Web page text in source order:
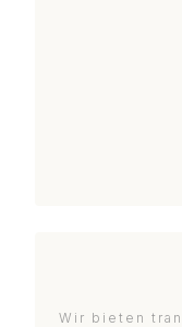
Wir bieten